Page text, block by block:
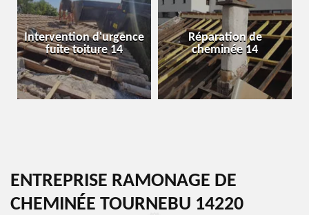
Intervention d'urgence
fuite toiture 14
Réparation de
cheminée 14
ENTREPRISE RAMONAGE DE
CHEMINÉE TOURNEBU 14220